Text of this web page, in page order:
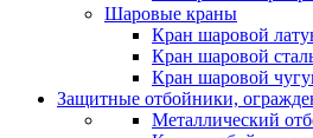
Шаровые краны
Кран шаровой
Кран шаровой
Кран шаровой
Защитные отбойники,
Металлический